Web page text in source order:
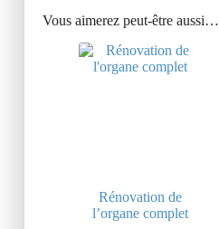
Vous aimerez peut-être aussi…
Rénovation de
l’organe complet